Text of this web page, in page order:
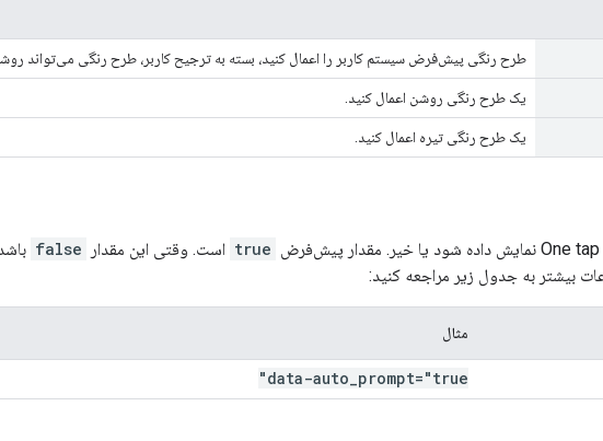
طرح رنگی پیش‌فرض سیستم کاربر را اعمال کنید، بسته به ترجیح کاربر، طرح رنگی می‌تواند
یک طرح رنگی روشن اعمال کنید.
یک طرح رنگی تیره اعمال کنید.
true است. وقتی این مقدار false
بیشتر به جدول زیر مراجعه کنید:
مثال
data-auto prompt="true"